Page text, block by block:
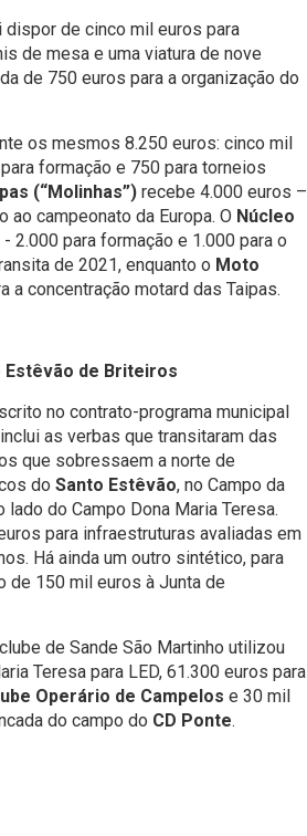
dispor de cinco mil euros para
de mesa e uma viatura de nove
de 750 euros para a organização do
os mesmos 8.250 euros: cinco mil
formação e 750 para torneios
(“Molinhas”) recebe 4.000 euros –
ao campeonato da Europa. O Núcleo
2.000 para formação e 1.000 para o
de 2021, enquanto o Moto
a concentração motard das Taipas.
Estêvão de Briteiros
no contrato-programa municipal
as verbas que transitaram das
que sobressaem a norte de
do Santo Estêvão, no Campo da
lado do Campo Dona Maria Teresa.
para infraestruturas avaliadas em
Há ainda um outro sintético, para
de 150 mil euros à Junta de
de Sande São Martinho utilizou
Teresa para LED, 61.300 euros para
Operário de Campelos e 30 mil
do campo do CD Ponte.